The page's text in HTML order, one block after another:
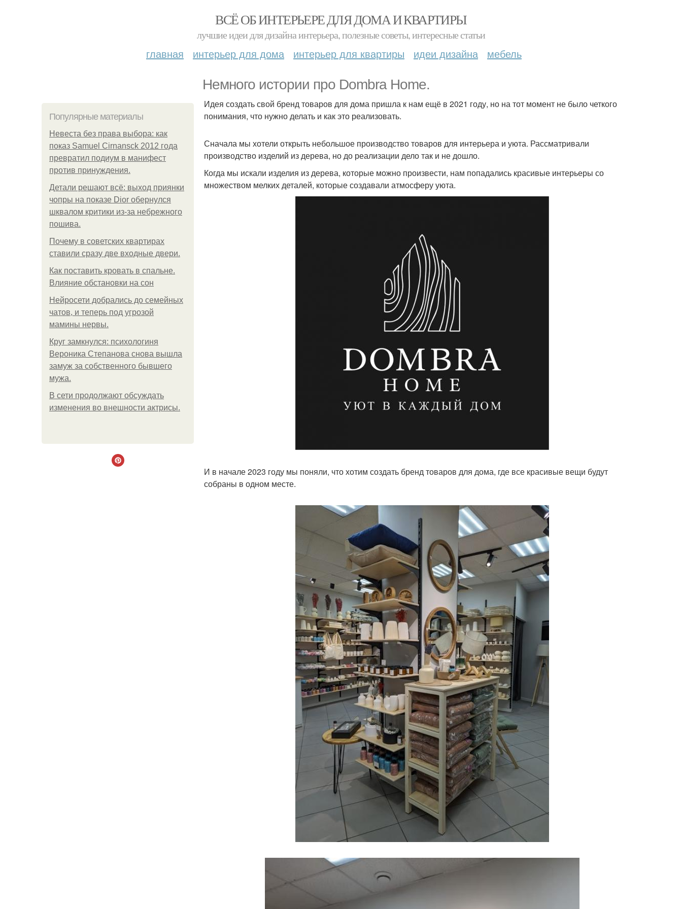
ВСЁ ОБ ИНТЕРЬЕРЕ ДЛЯ ДОМА И КВАРТИРЫ
лучшие идеи для дизайна интерьера, полезные советы, интересные статьи
главная интерьер для дома интерьер для квартиры идеи дизайна мебель
Немного истории про Dombra Home.
Популярные материалы
Невеста без права выбора: как
показ Samuel Cirnansck 2012 года
превратил подиум в манифест
против принуждения.
Детали решают всё: выход приянки
чопры на показе Dior обернулся
шквалом критики из-за небрежного
пошива.
Почему в советских квартирах
ставили сразу две входные двери.
Как поставить кровать в спальне.
Влияние обстановки на сон
Нейросети добрались до семейных
чатов, и теперь под угрозой
мамины нервы.
Круг замкнулся: психологиня
Вероника Степанова снова вышла
замуж за собственного бывшего
мужа.
В сети продолжают обсуждать
изменения во внешности актрисы.
Идея создать свой бренд товаров для дома пришла к нам ещё в 2021 году, но на тот момент не было четкого
понимания, что нужно делать и как это реализовать.
Сначала мы хотели открыть небольшое производство товаров для интерьера и уюта. Рассматривали
производство изделий из дерева, но до реализации дело так и не дошло.
Когда мы искали изделия из дерева, которые можно произвести, нам попадались красивые интерьеры со
множеством мелких деталей, которые создавали атмосферу уюта.
И в начале 2023 году мы поняли, что хотим создать бренд товаров для дома, где все красивые вещи будут
собраны в одном месте.